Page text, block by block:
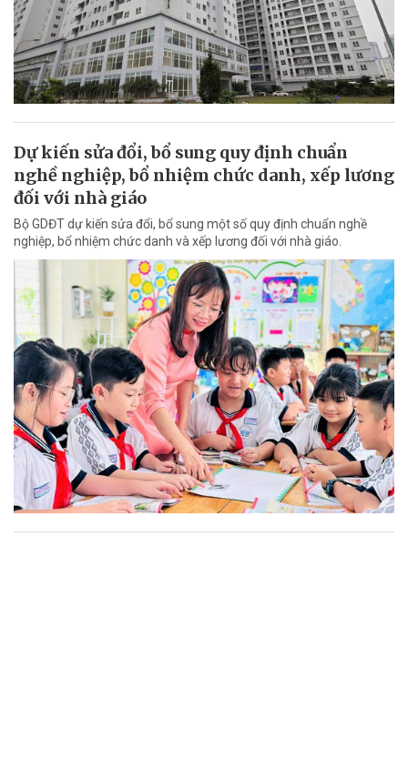
Dự kiến sửa đổi, bổ sung quy định chuẩn
nghề nghiệp, bổ nhiệm chức danh, xếp lương
đối với nhà giáo
Bộ GDĐT dự kiến sửa đổi, bổ sung một số quy định chuẩn nghề
nghiệp, bổ nhiệm chức danh và xếp lương đối với nhà giáo.